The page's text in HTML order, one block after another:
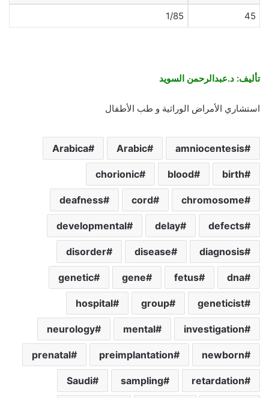
45
1/85
تأليف: د.عبدالرحمن السويد
استشاري الأمراض الوراثية و طب الأطفال
amniocentesis
Arabic
Arabica
birth
blood
chorionic
chromosome
cord
deafness
defects
delay
developmental
diagnosis
disease
disorder
dna
fetus
gene
genetic
geneticist
group
hospital
investigation
mental
neurology
newborn
preimplantation
prenatal
retardation
sampling
Saudi